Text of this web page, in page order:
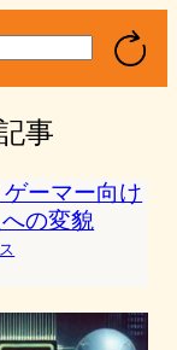
事
ーマー向け
の変貌